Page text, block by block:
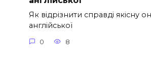
Як відрізнити справді якісну
англійської
0 8